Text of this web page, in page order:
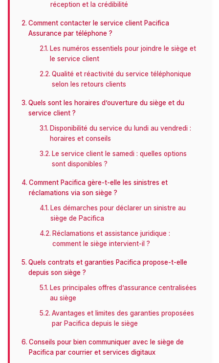
réception et la crédibilité
Comment contacter le service client Pacifica
Assurance par téléphone ?
Les numéros essentiels pour joindre le siège et
le service client
Qualité et réactivité du service téléphonique
selon les retours clients
Quels sont les horaires d’ouverture du siège et du
service client ?
Disponibilité du service du lundi au vendredi :
horaires et conseils
Le service client le samedi : quelles options
sont disponibles ?
Comment Pacifica gère-t-elle les sinistres et
réclamations via son siège ?
Les démarches pour déclarer un sinistre au
siège de Pacifica
Réclamations et assistance juridique :
comment le siège intervient-il ?
Quels contrats et garanties Pacifica propose-t-elle
depuis son siège ?
Les principales offres d’assurance centralisées
au siège
Avantages et limites des garanties proposées
par Pacifica depuis le siège
Conseils pour bien communiquer avec le siège de
Pacifica par courrier et services digitaux